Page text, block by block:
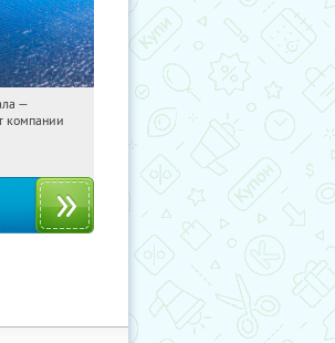
Купили:
—
компании